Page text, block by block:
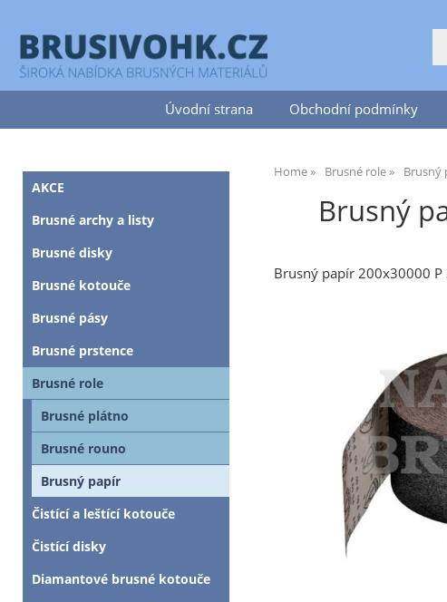
Úvodní strana Obchodní podmínky
Home Brusné role Brusný
Brusný
Brusný papír 200x30000 P
AKCE
Brusné archy a listy
Brusné disky
Brusné kotouče
Brusné pásy
Brusné prstence
Brusné role
Brusné plátno
Brusné rouno
Brusný papír
Čistící a leštící kotouče
Čistící disky
Diamantové brusné kotouče